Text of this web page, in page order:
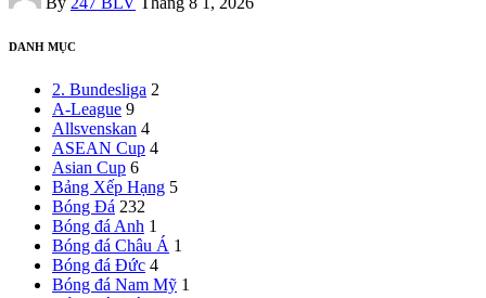
by
DANH MỤC
2. Bundesliga 2
A-League 9
Allsvenskan 4
ASEAN Cup 4
Asian Cup 6
Bảng Xếp Hạng 5
Bóng Đá 232
Bóng đá Anh 1
Bóng đá Châu Á 1
Bóng đá Đức 4
Bóng đá Nam Mỹ 1